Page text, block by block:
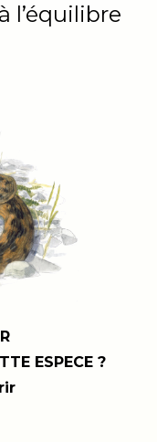
l’équilibre
ESPECE ?